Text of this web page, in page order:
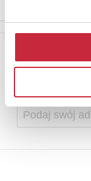
Aby otrzymywać